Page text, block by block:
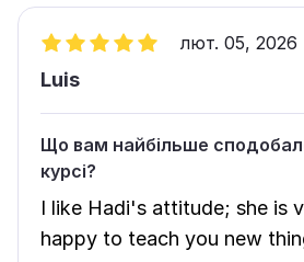
лют. 05, 2026
Luis
Що вам найбільше
курсі?
I like Hadi's attitude; she is
happy to teach you new